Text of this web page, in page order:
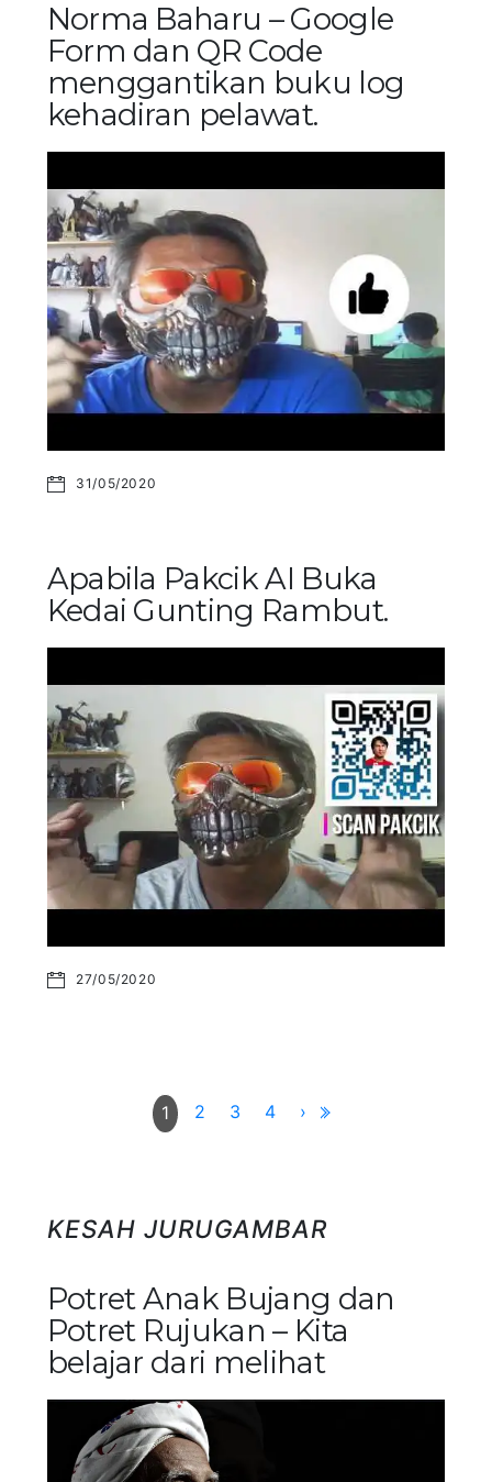
Norma Baharu – Google
Form dan QR Code
menggantikan buku log
kehadiran pelawat.
31/05/2020
Apabila Pakcik AI Buka
Kedai Gunting Rambut.
27/05/2020
1 2 3 4 ›
KESAH JURUGAMBAR
Potret Anak Bujang dan
Potret Rujukan – Kita
belajar dari melihat